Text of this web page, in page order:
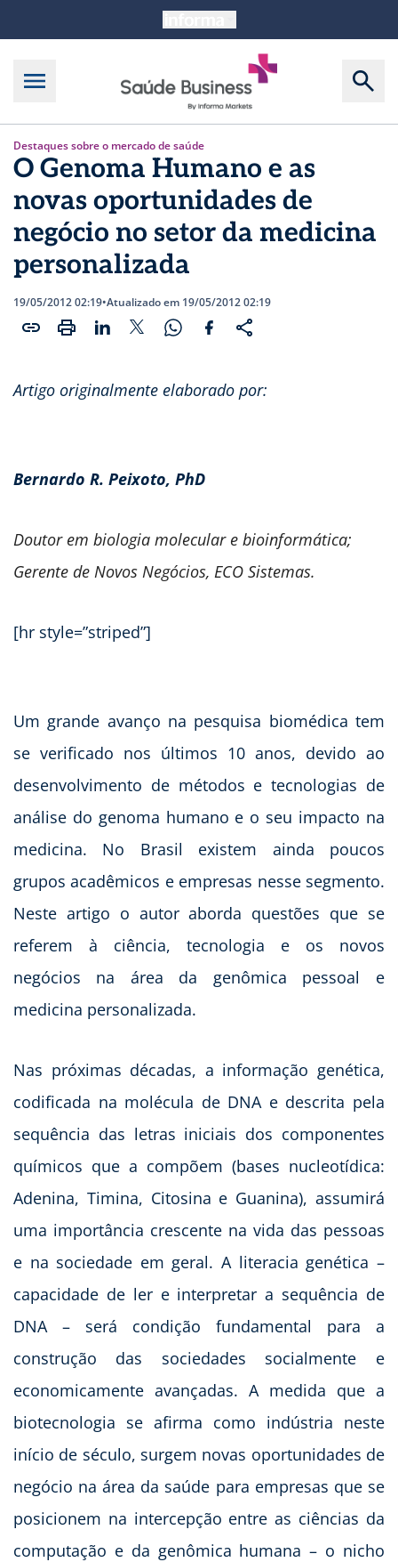
Destaques sobre o mercado de saúde
O Genoma Humano e as
novas oportunidades de
negócio no setor da medicina
personalizada
19/05/2012 02:19•Atualizado em 19/05/2012 02:19
Artigo originalmente elaborado por:
Bernardo R. Peixoto, PhD
Doutor em biologia molecular e bioinformática;
Gerente de Novos Negócios, ECO Sistemas.
[hr style=”striped”]
Um grande avanço na pesquisa biomédica tem
se verificado nos últimos 10 anos, devido ao
desenvolvimento de métodos e tecnologias de
análise do genoma humano e o seu impacto na
medicina. No Brasil existem ainda poucos
grupos acadêmicos e empresas nesse segmento.
Neste artigo o autor aborda questões que se
referem à ciência, tecnologia e os novos
negócios na área da genômica pessoal e
medicina personalizada.
Nas próximas décadas, a informação genética,
codificada na molécula de DNA e descrita pela
sequência das letras iniciais dos componentes
químicos que a compõem (bases nucleotídica:
Adenina, Timina, Citosina e Guanina), assumirá
uma importância crescente na vida das pessoas
e na sociedade em geral. A literacia genética –
capacidade de ler e interpretar a sequência de
DNA – será condição fundamental para a
construção das sociedades socialmente e
economicamente avançadas. A medida que a
biotecnologia se afirma como indústria neste
início de século, surgem novas oportunidades de
negócio na área da saúde para empresas que se
posicionem na intercepção entre as ciências da
computação e da genômica humana – o nicho